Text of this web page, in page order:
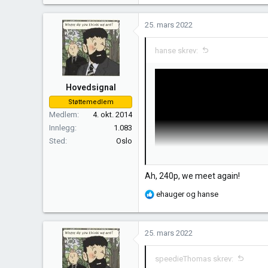
Hovedsignal
Støttemedlem
Medlem
4. okt. 2014
Innlegg
1.083
Sted
Oslo
25. mars 2022
hanse skrev:
Ah, 240p, we meet again!
R
k
o
ehaugerog hanse
25. mars 2022
speedieThomas skrev: